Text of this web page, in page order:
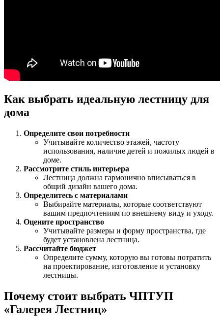
Как выбрать идеальную лестницу для
дома
Определите свои потребности
Учитывайте количество этажей, частоту
использования, наличие детей и пожилых людей в
доме.
Рассмотрите стиль интерьера
Лестница должна гармонично вписываться в
общий дизайн вашего дома.
Определитесь с материалами
Выбирайте материалы, которые соответствуют
вашим предпочтениям по внешнему виду и уходу.
Оцените пространство
Учитывайте размеры и форму пространства, где
будет установлена лестница.
Рассчитайте бюджет
Определите сумму, которую вы готовы потратить
на проектирование, изготовление и установку
лестницы.
Почему стоит выбрать ЧПТУП
«Галерея Лестниц»